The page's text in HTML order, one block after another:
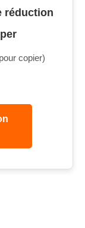
réduction
copier)